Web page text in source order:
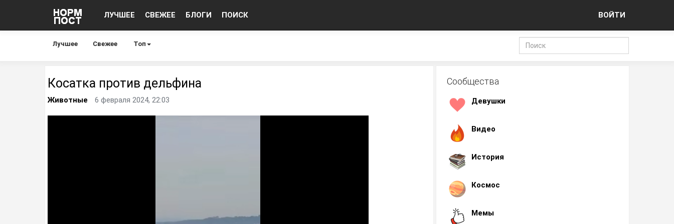
ЛУЧШЕЕ СВЕЖЕЕ БЛОГИ ПОИСК ВОЙТИ
Лучшее Свежее Топ
Косатка против дельфина
Животные 6 февраля 2024, 22:03
Сообщества
Девушки
Видео
История
Космос
Мемы